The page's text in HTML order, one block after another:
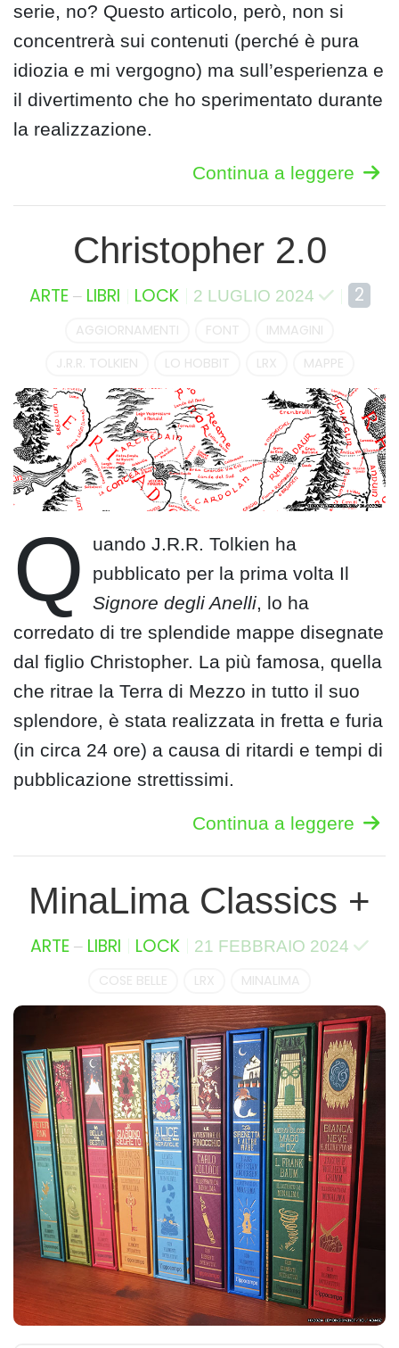
serie, no? Questo articolo, però, non si
concentrerà sui contenuti (perché è pura
idiozia e mi vergogno) ma sull’esperienza e
il divertimento che ho sperimentato durante
la realizzazione.
Continua a leggere
Christopher 2.0
ARTE– LIBRI LOCK 2 LUGLIO 2024 2
AGGIORNAMENTI FONT
IMMAGINI
J.R.R. TOLKIEN
LO HOBBIT LRX MAPPE
Q
uando J.R.R. Tolkien ha
pubblicato per la prima volta Il
Signore degli Anelli, lo ha
corredato di tre splendide mappe disegnate
dal figlio Christopher. La più famosa, quella
che ritrae la Terra di Mezzo in tutto il suo
splendore, è stata realizzata in fretta e furia
(in circa 24 ore) a causa di ritardi e tempi di
pubblicazione strettissimi.
Continua a leggere
MinaLima Classics +
ARTE– LIBRI LOCK 21 FEBBRAIO 2024
COSE BELLE LRX MINALIMA